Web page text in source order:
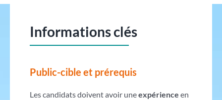
Informations clés
Public-cible et prérequis
Les candidats doivent avoir uneexpérience en